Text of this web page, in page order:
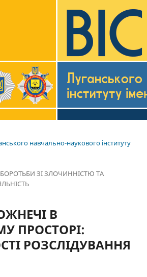
навчально-наукового інституту
БОРОТЬБИ ЗІ ЗЛОЧИННІСТЮ ТА
В
ПРОСТОРІ:
РОЗСЛІДУВАННЯ